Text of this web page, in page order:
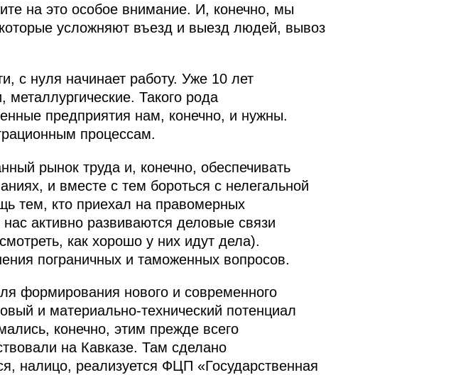
на это особое внимание. И, конечно, мы
усложняют въезд и выезд людей, вывоз
с нуля начинает работу. Уже 10 лет
Такого рода
предприятия нам, конечно, и нужны.
процессам.
рынок труда и, конечно, обеспечивать
и вместе с тем бороться с нелегальной
тем, кто приехал на правомерных
активно развиваются деловые связи
как хорошо у них идут дела).
пограничных и таможенных вопросов.
формирования нового и современного
и материально-технический потенциал
конечно, этим прежде всего
на Кавказе. Там сделано
налицо, реализуется ФЦП «Государственная